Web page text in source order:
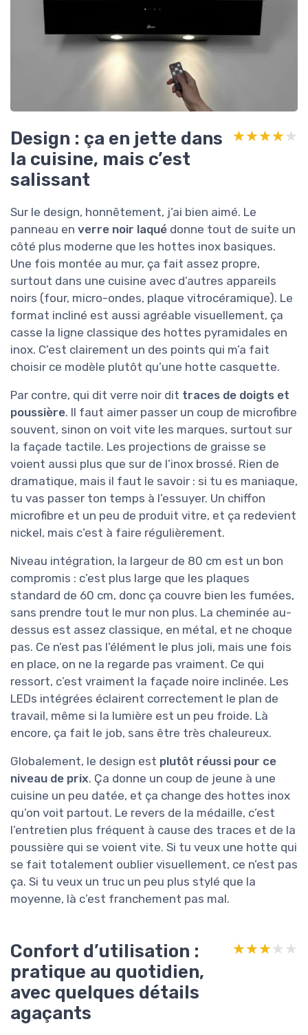
Design : ça en jette dans
la cuisine, mais c’est
salissant
★★★★★
★★★★★
Sur le design, honnêtement, j’ai bien aimé. Le
panneau en verre noir laqué donne tout de suite un
côté plus moderne que les hottes inox basiques.
Une fois montée au mur, ça fait assez propre,
surtout dans une cuisine avec d’autres appareils
noirs (four, micro-ondes, plaque vitrocéramique). Le
format incliné est aussi agréable visuellement, ça
casse la ligne classique des hottes pyramidales en
inox. C’est clairement un des points qui m’a fait
choisir ce modèle plutôt qu’une hotte casquette.
Par contre, qui dit verre noir dit traces de doigts et
poussière. Il faut aimer passer un coup de microfibre
souvent, sinon on voit vite les marques, surtout sur
la façade tactile. Les projections de graisse se
voient aussi plus que sur de l’inox brossé. Rien de
dramatique, mais il faut le savoir : si tu es maniaque,
tu vas passer ton temps à l’essuyer. Un chiffon
microfibre et un peu de produit vitre, et ça redevient
nickel, mais c’est à faire régulièrement.
Niveau intégration, la largeur de 80 cm est un bon
compromis : c’est plus large que les plaques
standard de 60 cm, donc ça couvre bien les fumées,
sans prendre tout le mur non plus. La cheminée au-
dessus est assez classique, en métal, et ne choque
pas. Ce n’est pas l’élément le plus joli, mais une fois
en place, on ne la regarde pas vraiment. Ce qui
ressort, c’est vraiment la façade noire inclinée. Les
LEDs intégrées éclairent correctement le plan de
travail, même si la lumière est un peu froide. Là
encore, ça fait le job, sans être très chaleureux.
Globalement, le design est plutôt réussi pour ce
niveau de prix. Ça donne un coup de jeune à une
cuisine un peu datée, et ça change des hottes inox
qu’on voit partout. Le revers de la médaille, c’est
l’entretien plus fréquent à cause des traces et de la
poussière qui se voient vite. Si tu veux une hotte qui
se fait totalement oublier visuellement, ce n’est pas
ça. Si tu veux un truc un peu plus stylé que la
moyenne, là c’est franchement pas mal.
Confort d’utilisation :
pratique au quotidien,
avec quelques détails
agaçants
★★★★★
★★★★★